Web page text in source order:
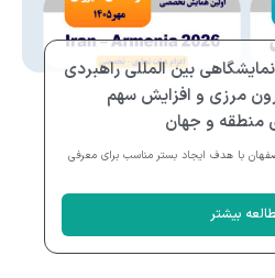
بین المللی راهبردی
مرزی و افزایش سهم
منطقه و جهان
با هدف ایجاد بستر مناسب برای معرفی
بیشتر